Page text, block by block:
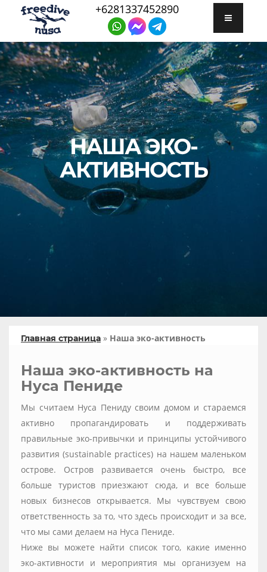
+6281337452890
НАША ЭКО-
АКТИВНОСТЬ
Главная страница » Наша эко-активность
Наша эко-активность на
Нуса Пениде
Мы считаем Нуса Пениду своим домом и стараемся
активно пропагандировать и поддерживать
правильные эко-привычки и принципы устойчивого
развития (sustainable practices) на нашем маленьком
острове. Остров развивается очень быстро, все
больше туристов приезжают сюда, и все больше
новых бизнесов открывается. Мы чувствуем свою
ответственность за то, что здесь происходит и за все,
что мы сами делаем на Нуса Пениде.
Ниже вы можете найти список того, какие именно
эко-активности и мероприятия мы организуем на